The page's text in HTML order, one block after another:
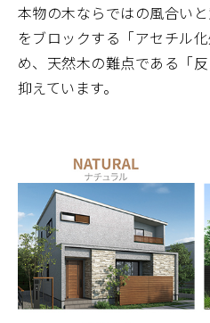
本物の木ならではの風合い
をブロックする「アセチル
め、天然木の難点である「
抑えています。